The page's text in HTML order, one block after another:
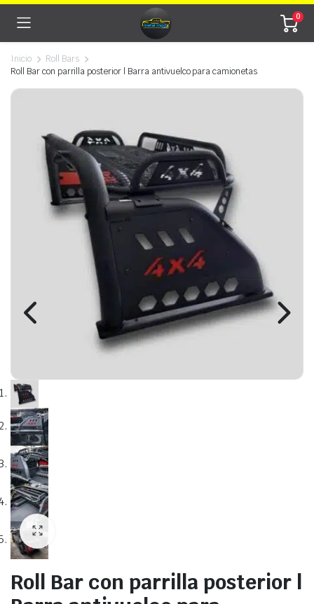
0
Inicio
Roll Bars
Roll Bar con parrilla posterior | Barra antivuelco para camionetas
Roll Bar con parrilla posterior |